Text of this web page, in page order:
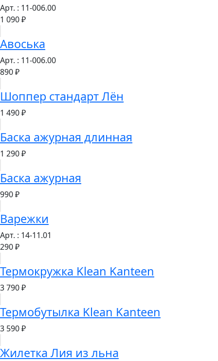
Арт. : 11-006.00
1 090 ₽
Авоська
Арт. : 11-006.00
890 ₽
Шоппер стандарт Лён
1 490 ₽
Баска ажурная длинная
1 290 ₽
Баска ажурная
990 ₽
Варежки
Арт. : 14-11.01
290 ₽
Термокружка Klean Kanteen
3 790 ₽
Термобутылка Klean Kanteen
3 590 ₽
Жилетка Лия из льна